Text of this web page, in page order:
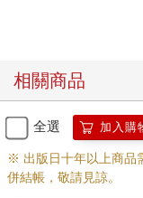
相關商品
全選 加入購
※ 出版日十年以上商品
併結帳，敬請見諒。